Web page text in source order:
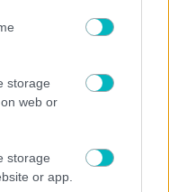
storage
web or
storage
or app.
η επιστροφή του